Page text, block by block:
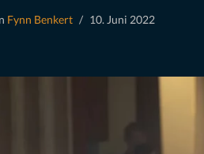
Fynn Benkert 10. Juni 2022